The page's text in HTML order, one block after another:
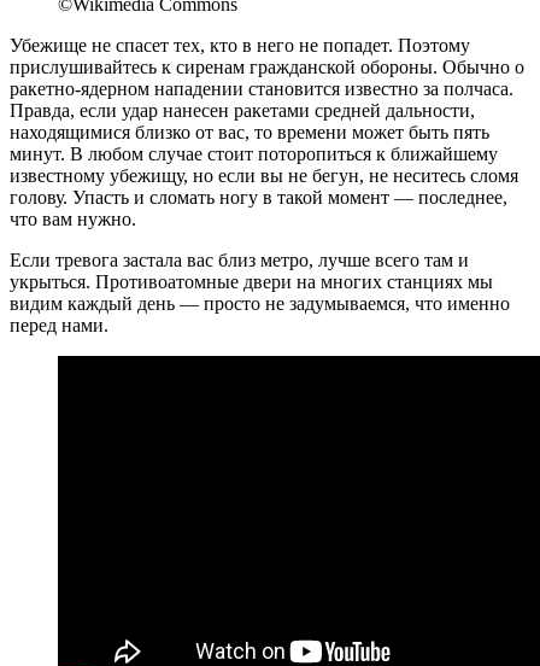
©Wikimedia Commons
Убежище не спасет тех, кто в него не попадет. Поэтому
прислушивайтесь к сиренам гражданской обороны. Обычно о
ракетно-ядерном нападении становится известно за полчаса.
Правда, если удар нанесен ракетами средней дальности,
находящимися близко от вас, то времени может быть пять
минут. В любом случае стоит поторопиться к ближайшему
известному убежищу, но если вы не бегун, не неситесь сломя
голову. Упасть и сломать ногу в такой момент — последнее,
что вам нужно.
Если тревога застала вас близ метро, лучше всего там и
укрыться. Противоатомные двери на многих станциях мы
видим каждый день — просто не задумываемся, что именно
перед нами.